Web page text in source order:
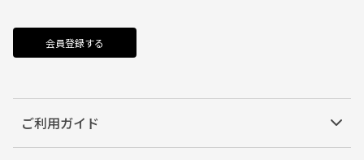
会員登録する
ご利用ガイド